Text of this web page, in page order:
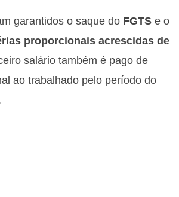
garantidos o saque do FGTS e o
proporcionais acrescidas de
salário também é pago de
ao trabalhado pelo período do